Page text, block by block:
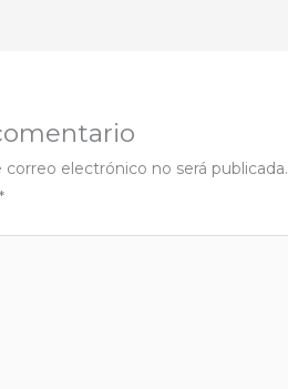
correo electrónico no será publicada.
*